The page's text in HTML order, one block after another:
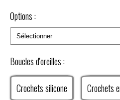
Options :
Boucles d'oreilles :
Crochets silicone Crochets